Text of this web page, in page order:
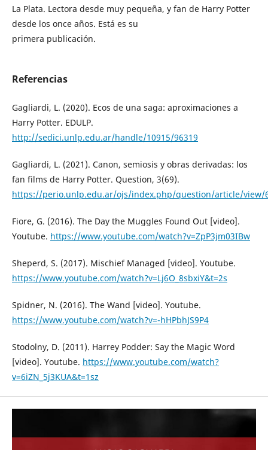
La Plata. Lectora desde muy pequeña, y fan de Harry Potter
desde los once años. Está es su
primera publicación.
Referencias
Gagliardi, L. (2020). Ecos de una saga: aproximaciones a
Harry Potter. EDULP.
http://sedici.unlp.edu.ar/handle/10915/96319
Gagliardi, L. (2021). Canon, semiosis y obras derivadas: los
fan films de Harry Potter. Question, 3(69).
https://perio.unlp.edu.ar/ojs/index.php/question/article/view/
Fiore, G. (2016). The Day the Muggles Found Out [video].
Youtube. https://www.youtube.com/watch?v=ZpP3jm03IBw
Sheperd, S. (2017). Mischief Managed [video]. Youtube.
https://www.youtube.com/watch?v=Lj6O_8sbxiY&t=2s
Spidner, N. (2016). The Wand [video]. Youtube.
https://www.youtube.com/watch?v=-hHPbhJS9P4
Stodolny, D. (2011). Harrey Podder: Say the Magic Word
[video]. Youtube. https://www.youtube.com/watch?
v=6iZN_5j3KUA&t=1sz